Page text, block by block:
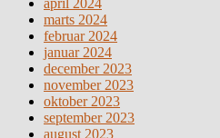
marts 2024
februar 2024
januar 2024
december 2023
november 2023
oktober 2023
september 2023
august 2023